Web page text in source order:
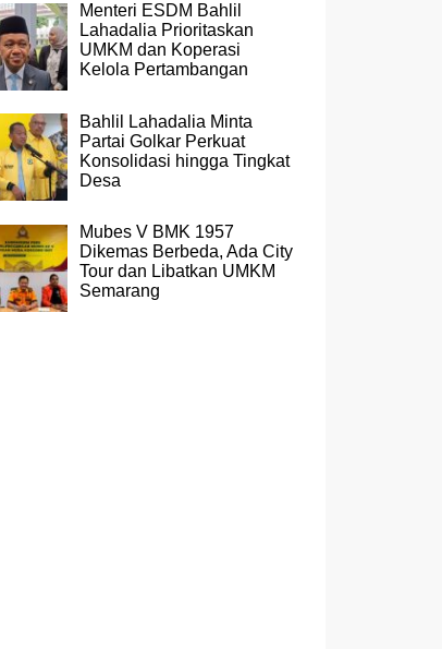
Menteri ESDM Bahlil
Lahadalia Prioritaskan
UMKM dan Koperasi
Kelola Pertambangan
Bahlil Lahadalia Minta
Partai Golkar Perkuat
Konsolidasi hingga Tingkat
Desa
Mubes V BMK 1957
Dikemas Berbeda, Ada City
Tour dan Libatkan UMKM
Semarang